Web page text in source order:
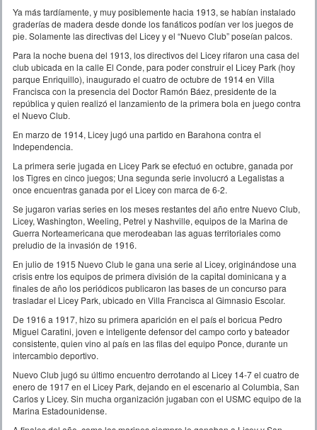
Ya más tardíamente, y muy posiblemente hacia 1913, se habían instalado
graderías de madera desde donde los fanáticos podían ver los juegos de
pie. Solamente las directivas del Licey y el “Nuevo Club” poseían palcos.
Para la noche buena del 1913, los directivos del Licey rifaron una casa del
club ubicada en la calle El Conde, para poder construir el Licey Park (hoy
parque Enriquillo), inaugurado el cuatro de octubre de 1914 en Villa
Francisca con la presencia del Doctor Ramón Báez, presidente de la
república y quien realizó el lanzamiento de la primera bola en juego contra
el Nuevo Club.
En marzo de 1914, Licey jugó una partido en Barahona contra el
Independencia.
La primera serie jugada en Licey Park se efectuó en octubre, ganada por
los Tigres en cinco juegos; Una segunda serie involucró a Legalistas a
once encuentras ganada por el Licey con marca de 6-2.
Se jugaron varias series en los meses restantes del año entre Nuevo Club,
Licey, Washington, Weeling, Petrel y Nashville, equipos de la Marina de
Guerra Norteamericana que merodeaban las aguas territoriales como
preludio de la invasión de 1916.
En julio de 1915 Nuevo Club le gana una serie al Licey, originándose una
crisis entre los equipos de primera división de la capital dominicana y a
finales de año los periódicos publicaron las bases de un concurso para
trasladar el Licey Park, ubicado en Villa Francisca al Gimnasio Escolar.
De 1916 a 1917, hizo su primera aparición en el país el boricua Pedro
Miguel Caratini, joven e inteligente defensor del campo corto y bateador
consistente, quien vino al país en las filas del equipo Ponce, durante un
intercambio deportivo.
Nuevo Club jugó su último encuentro derrotando al Licey 14-7 el cuatro de
enero de 1917 en el Licey Park, dejando en el escenario al Columbia, San
Carlos y Licey. Sin mucha organización jugaban con el USMC equipo de la
Marina Estadounidense.